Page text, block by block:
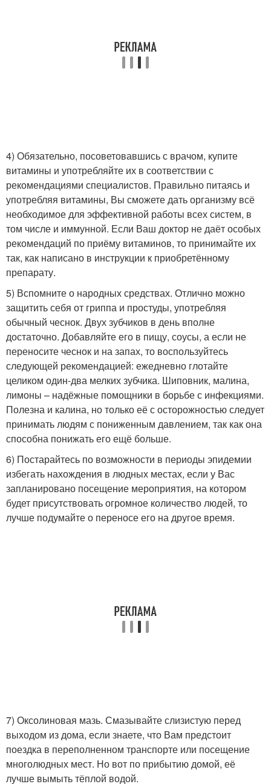
4) Обязательно, посоветовавшись с врачом, купите
витамины и употребляйте их в соответствии с
рекомендациями специалистов. Правильно питаясь и
употребляя витамины, Вы сможете дать организму всё
необходимое для эффективной работы всех систем, в
том числе и иммунной. Если Ваш доктор не даёт особых
рекомендаций по приёму витаминов, то принимайте их
так, как написано в инструкции к приобретённому
препарату.
5) Вспомните о народных средствах. Отлично можно
защитить себя от гриппа и простуды, употребляя
обычный чеснок. Двух зубчиков в день вполне
достаточно. Добавляйте его в пищу, соусы, а если не
переносите чеснок и на запах, то воспользуйтесь
следующей рекомендацией: ежедневно глотайте
целиком один-два мелких зубчика. Шиповник, малина,
лимоны – надёжные помощники в борьбе с инфекциями.
Полезна и калина, но только её с осторожностью следует
принимать людям с пониженным давлением, так как она
способна понижать его ещё больше.
6) Постарайтесь по возможности в периоды эпидемии
избегать нахождения в людных местах, если у Вас
запланировано посещение мероприятия, на котором
будет присутствовать огромное количество людей, то
лучше подумайте о переносе его на другое время.
7) Оксолиновая мазь. Смазывайте слизистую перед
выходом из дома, если знаете, что Вам предстоит
поездка в переполненном транспорте или посещение
многолюдных мест. Но вот по прибытию домой, её
лучше вымыть тёплой водой.